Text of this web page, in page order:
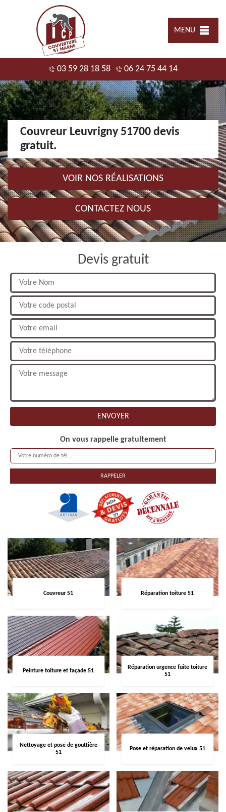
MENU
03 59 28 18 58 06 24 75 44 14
Couvreur Leuvrigny 51700 devis
gratuit.
VOIR NOS RÉALISATIONS
CONTACTEZ NOUS
Devis gratuit
On vous rappelle gratuitement
Couvreur 51 Réparation toiture 51
Peinture toiture et façade 51
Réparation urgence fuite toiture
51
Nettoyage et pose de gouttière
51
Pose et réparation de velux 51